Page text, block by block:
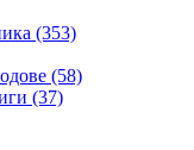
(353)
(58)
(37)